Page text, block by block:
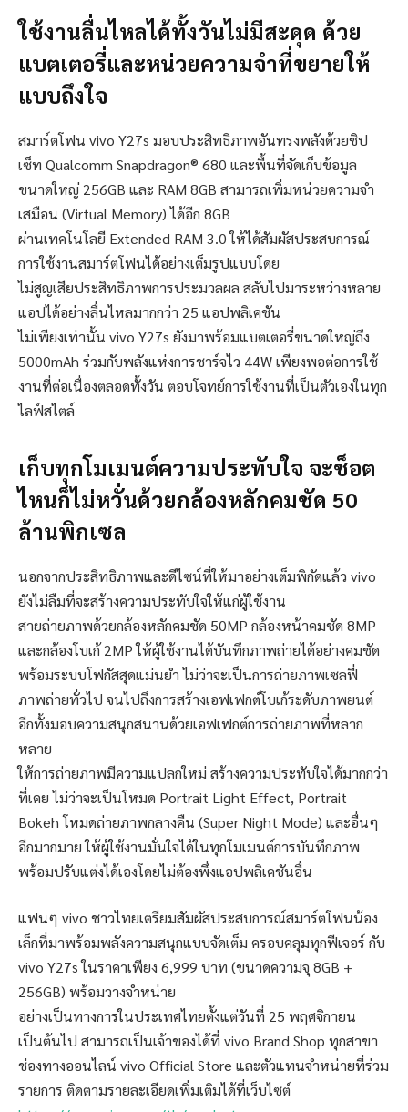
ใช้งานลื่นไหลได้ทั้งวันไม่มีสะดุด ด้วย
แบตเตอรี่และหน่วยความจำที่ขยายให้
แบบถึงใจ
สมาร์ตโฟน vivo Y27s มอบประสิทธิภาพอันทรงพลังด้วยชิป
เซ็ท Qualcomm Snapdragon® 680 และพื้นที่จัดเก็บข้อมูล
ขนาดใหญ่ 256GB และ RAM 8GB สามารถเพิ่มหน่วยความจำ
เสมือน (Virtual Memory) ได้อีก 8GB
ผ่านเทคโนโลยี Extended RAM 3.0 ให้ได้สัมผัสประสบการณ์
การใช้งานสมาร์ตโฟนได้อย่างเต็มรูปแบบโดย
ไม่สูญเสียประสิทธิภาพการประมวลผล สลับไปมาระหว่างหลาย
แอปได้อย่างลื่นไหลมากกว่า 25 แอปพลิเคชัน
ไม่เพียงเท่านั้น vivo Y27s ยังมาพร้อมแบตเตอรี่ขนาดใหญ่ถึง
5000mAh ร่วมกับพลังแห่งการชาร์จไว 44W เพียงพอต่อการใช้
งานที่ต่อเนื่องตลอดทั้งวัน ตอบโจทย์การใช้งานที่เป็นตัวเองในทุก
ไลฟ์สไตล์
เก็บทุกโมเมนต์ความประทับใจ จะช็อต
ไหนก็ไม่หวั่นด้วยกล้องหลักคมชัด 50
ล้านพิกเซล
นอกจากประสิทธิภาพและดีไซน์ที่ให้มาอย่างเต็มพิกัดแล้ว vivo
ยังไม่ลืมที่จะสร้างความประทับใจให้แก่ผู้ใช้งาน
สายถ่ายภาพด้วยกล้องหลักคมชัด 50MP กล้องหน้าคมชัด 8MP
และกล้องโบเก้ 2MP ให้ผู้ใช้งานได้บันทึกภาพถ่ายได้อย่างคมชัด
พร้อมระบบโฟกัสสุดแม่นยำ ไม่ว่าจะเป็นการถ่ายภาพเซลฟี่
ภาพถ่ายทั่วไป จนไปถึงการสร้างเอฟเฟกต์โบเก้ระดับภาพยนต์
อีกทั้งมอบความสนุกสนานด้วยเอฟเฟกต์การถ่ายภาพที่หลาก
หลาย
ให้การถ่ายภาพมีความแปลกใหม่ สร้างความประทับใจได้มากกว่า
ที่เคย ไม่ว่าจะเป็นโหมด Portrait Light Effect, Portrait
Bokeh โหมดถ่ายภาพกลางคืน (Super Night Mode) และอื่นๆ
อีกมากมาย ให้ผู้ใช้งานมั่นใจได้ในทุกโมเมนต์การบันทึกภาพ
พร้อมปรับแต่งได้เองโดยไม่ต้องพึ่งแอปพลิเคชันอื่น
แฟนๆ vivo ชาวไทยเตรียมสัมผัสประสบการณ์สมาร์ตโฟนน้อง
เล็กที่มาพร้อมพลังความสนุกแบบจัดเต็ม ครอบคลุมทุกฟีเจอร์ กับ
vivo Y27s ในราคาเพียง 6,999 บาท (ขนาดความจุ 8GB +
256GB) พร้อมวางจำหน่าย
อย่างเป็นทางการในประเทศไทยตั้งแต่วันที่ 25 พฤศจิกายน
เป็นต้นไป สามารถเป็นเจ้าของได้ที่ vivo Brand Shop ทุกสาขา
ช่องทางออนไลน์ vivo Official Store และตัวแทนจำหน่ายที่ร่วม
รายการ ติดตามรายละเอียดเพิ่มเติมได้ที่เว็บไซต์